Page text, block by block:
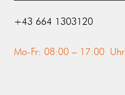
‭+43 664 1303120‬
Mo-Fr: 08:00 – 17:00 Uhr